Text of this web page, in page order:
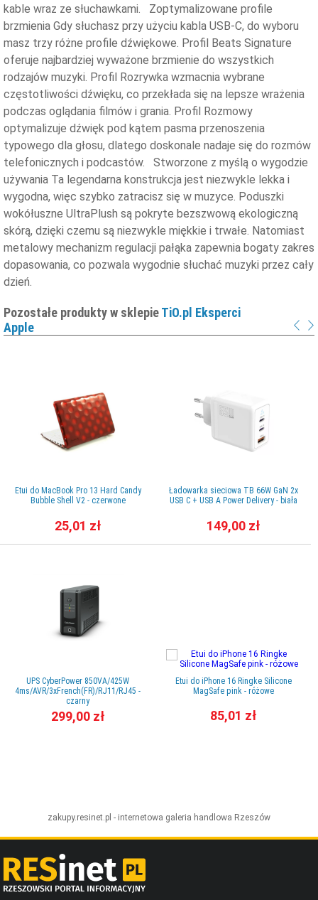
kable wraz ze słuchawkami. Zoptymalizowane profile
brzmienia Gdy słuchasz przy użyciu kabla USB‑C, do wyboru
masz trzy różne profile dźwiękowe. Profil Beats Signature
oferuje najbardziej wyważone brzmienie do wszystkich
rodzajów muzyki. Profil Rozrywka wzmacnia wybrane
częstotliwości dźwięku, co przekłada się na lepsze wrażenia
podczas oglądania filmów i grania. Profil Rozmowy
optymalizuje dźwięk pod kątem pasma przenoszenia
typowego dla głosu, dlatego doskonale nadaje się do rozmów
telefonicznych i podcastów. Stworzone z myślą o wygodzie
używania Ta legendarna konstrukcja jest niezwykle lekka i
wygodna, więc szybko zatracisz się w muzyce. Poduszki
wokółuszne UltraPlush są pokryte bezszwową ekologiczną
skórą, dzięki czemu są niezwykle miękkie i trwałe. Natomiast
metalowy mechanizm regulacji pałąka zapewnia bogaty zakres
dopasowania, co pozwala wygodnie słuchać muzyki przez cały
dzień.
Pozostałe produkty w sklepieTiO.pl Eksperci
Apple
Etui do MacBook Pro 13 Hard Candy
Bubble Shell V2 - czerwone
25,01 zł
UPS CyberPower 850VA/425W
4ms/AVR/3xFrench(FR)/RJ11/RJ45 -
czarny
299,00 zł
Ładowarka sieciowa TB 66W GaN 2x
USB C + USB A Power Delivery - biała
149,00 zł
Etui do iPhone 16 Ringke Silicone
MagSafe pink - różowe
85,01 zł
zakupy.resinet.pl - internetowa galeria handlowa Rzeszów